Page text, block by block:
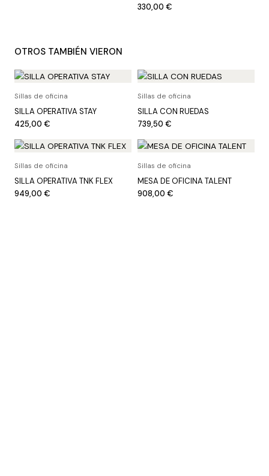
330,00 €
OTROS TAMBIÉN VIERON
Sillas de oficina
SILLA OPERATIVA STAY
425,00 €
Sillas de oficina
SILLA CON RUEDAS
739,50 €
Sillas de oficina
SILLA OPERATIVA TNK FLEX
949,00 €
Sillas de oficina
MESA DE OFICINA TALENT
908,00 €